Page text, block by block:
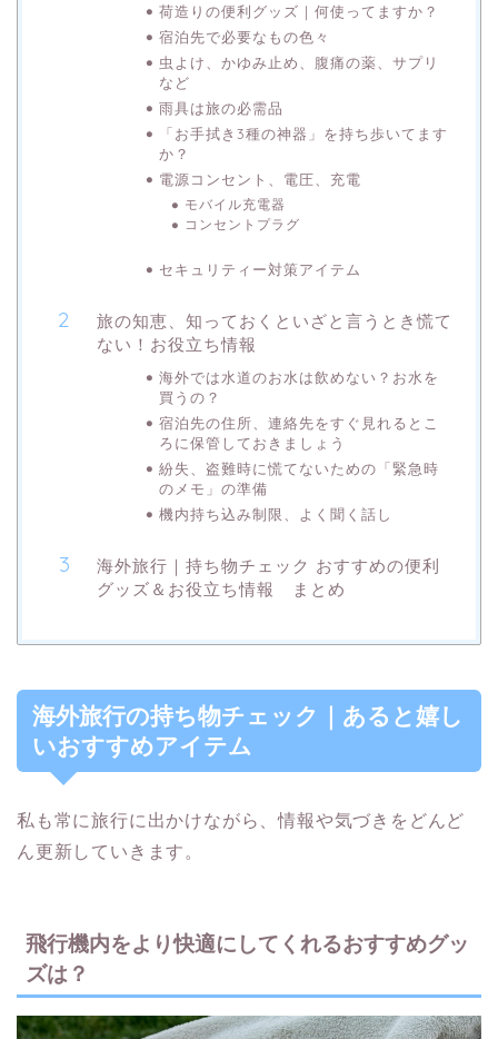
荷造りの便利グッズ｜何使ってますか？
宿泊先で必要なもの色々
虫よけ、かゆみ止め、腹痛の薬、サプリ
など
雨具は旅の必需品
「お手拭き3種の神器」を持ち歩いてます
か？
電源コンセント、電圧、充電
モバイル充電器
コンセントプラグ
セキュリティー対策アイテム
旅の知恵、知っておくといざと言うとき慌て
ない！お役立ち情報
海外では水道のお水は飲めない？お水を
買うの？
宿泊先の住所、連絡先をすぐ見れるとこ
ろに保管しておきましょう
紛失、盗難時に慌てないための「緊急時
のメモ」の準備
機内持ち込み制限、よく聞く話し
海外旅行｜持ち物チェック おすすめの便利
グッズ＆お役立ち情報 まとめ
海外旅行の持ち物チェック｜あると嬉し
いおすすめアイテム
私も常に旅行に出かけながら、情報や気づきをどんど
ん更新していきます。
飛行機内をより快適にしてくれるおすすめグッ
ズは？